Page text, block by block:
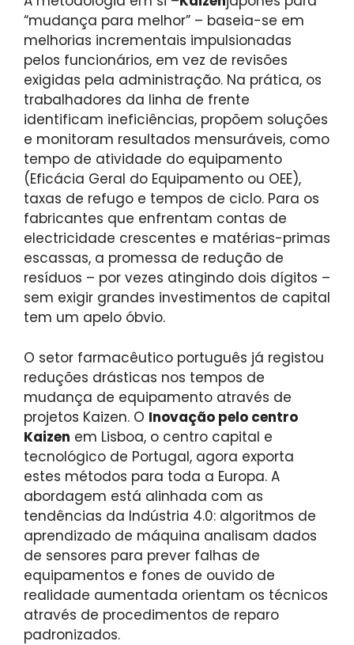
“mudança para melhor” – baseia-se em
melhorias incrementais impulsionadas
pelos funcionários, em vez de revisões
exigidas pela administração. Na prática, os
trabalhadores da linha de frente
identificam ineficiências, propõem soluções
e monitoram resultados mensuráveis, como
tempo de atividade do equipamento
(Eficácia Geral do Equipamento ou OEE),
taxas de refugo e tempos de ciclo. Para os
fabricantes que enfrentam contas de
electricidade crescentes e matérias-primas
escassas, a promessa de redução de
resíduos – por vezes atingindo dois dígitos –
sem exigir grandes investimentos de capital
tem um apelo óbvio.
O setor farmacêutico português já registou
reduções drásticas nos tempos de
mudança de equipamento através de
projetos Kaizen. O Inovação pelo centro
Kaizen em Lisboa, o centro capital e
tecnológico de Portugal, agora exporta
estes métodos para toda a Europa. A
abordagem está alinhada com as
tendências da Indústria 4.0: algoritmos de
aprendizado de máquina analisam dados
de sensores para prever falhas de
equipamentos e fones de ouvido de
realidade aumentada orientam os técnicos
através de procedimentos de reparo
padronizados.